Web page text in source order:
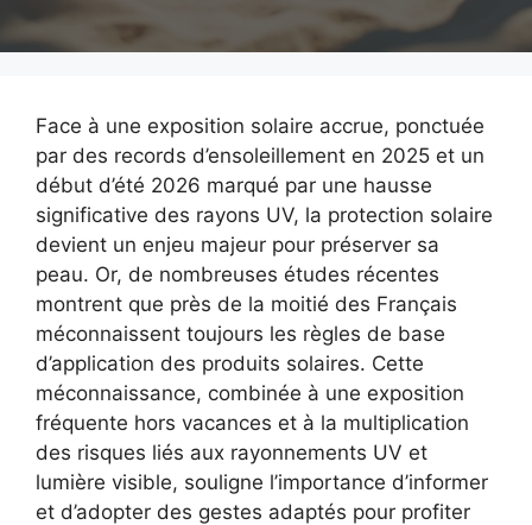
Face à une exposition solaire accrue, ponctuée
par des records d’ensoleillement en 2025 et un
début d’été 2026 marqué par une hausse
significative des rayons UV, la protection solaire
devient un enjeu majeur pour préserver sa
peau. Or, de nombreuses études récentes
montrent que près de la moitié des Français
méconnaissent toujours les règles de base
d’application des produits solaires. Cette
méconnaissance, combinée à une exposition
fréquente hors vacances et à la multiplication
des risques liés aux rayonnements UV et
lumière visible, souligne l’importance d’informer
et d’adopter des gestes adaptés pour profiter